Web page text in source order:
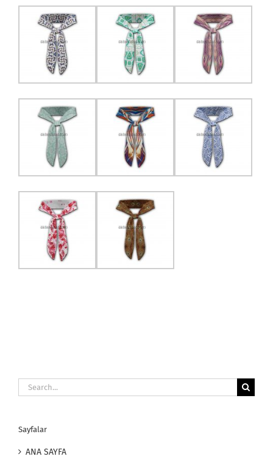
Search
for:
Sayfalar
ANA SAYFA